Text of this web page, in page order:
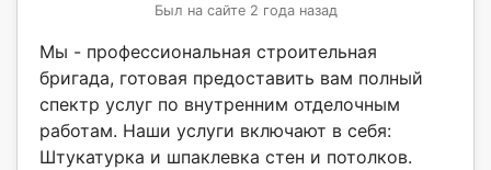
Был на сайте 2 года назад
Мы - профессиональная строительная
бригада, готовая предоставить вам полный
спектр услуг по внутренним отделочным
работам. Наши услуги включают в себя:
Штукатурка и шпаклевка стен и потолков.